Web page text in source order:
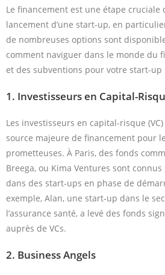
Le financement est une étape cruciale
lancement d’une start-up, en
de nombreuses options sont
comment naviguer dans le monde du
et des subventions pour votre start-up
1. Investisseurs en Capital-
Les investisseurs en capital-risque
source majeure de financement pour
prometteuses. À Paris, des fonds
Breega, ou Kima Ventures sont
dans des start-ups en phase de
exemple, Alan, une start-up dans le
l’assurance santé, a levé des fonds
auprès de VCs.
2. Business Angels